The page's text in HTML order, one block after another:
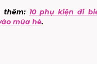
thêm: 10 phụ kiện đi
mùa hè.